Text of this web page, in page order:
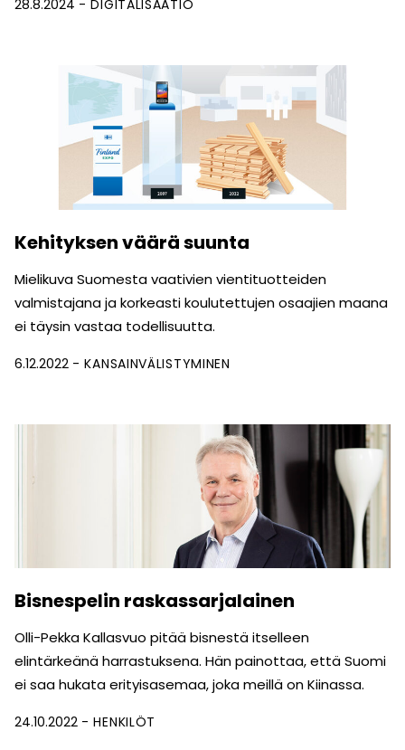
28.8.2024 DIGITALISAATIO
Kehityksen väärä suunta
Mielikuva Suomesta vaativien vientituotteiden
valmistajana ja korkeasti koulutettujen osaajien maana
ei täysin vastaa todellisuutta.
6.12.2022 KANSAINVÄLISTYMINEN
Bisnespelin raskassarjalainen
Olli-Pekka Kallasvuo pitää bisnestä itselleen
elintärkeänä harrastuksena. Hän painottaa, että Suomi
ei saa hukata erityisasemaa, joka meillä on Kiinassa.
24.10.2022 HENKILÖT